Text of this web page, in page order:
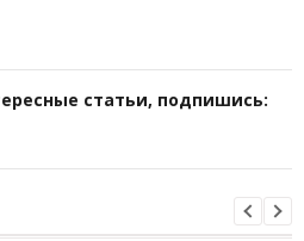
статьи, подпишись: